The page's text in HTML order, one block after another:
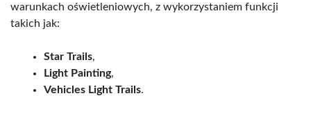
warunkach oświetleniowych, z wykorzystaniem funkcji
takich jak:
Star Trails,
Light Painting,
Vehicles Light Trails.